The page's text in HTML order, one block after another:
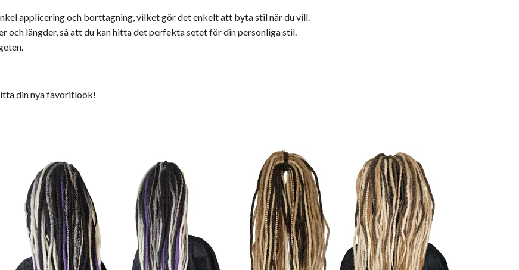
applicering och borttagning, vilket gör det enkelt att byta stil när du vill.
och längder, så att du kan hitta det perfekta setet för din personliga stil.
din nya favoritlook!